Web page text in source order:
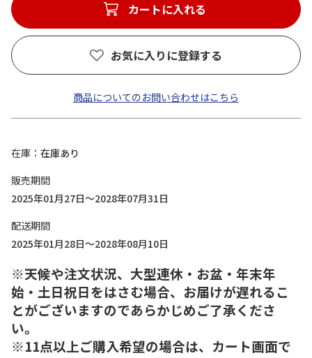
カートに入れる
お気に入りに登録する
商品についてのお問い合わせはこちら
在庫
在庫あり
販売期間
2025年01月27日～2028年07月31日
配送期間
2025年01月28日～2028年08月10日
※天候や注文状況、大型連休・お盆・年末年
始・土日祝日をはさむ場合、お届けが遅れるこ
とがございますのであらかじめご了承くださ
い。
※11点以上ご購入希望の場合は、カート画面で